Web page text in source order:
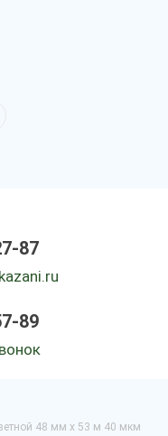
87
89
48 мм х 53 м 40 мкм